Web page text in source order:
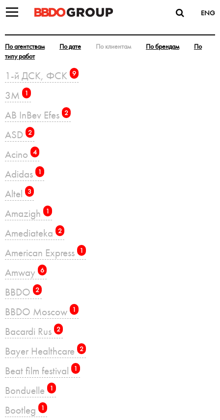
ENG
По агентствам По дате По клиентам По брендам
По
типу работ
1-й ДСК, ФСК 9
3M 1
AB InBev Efes 2
ASD 2
Acino 4
Adidas 1
Altel 3
Amazigh 1
Amediateka 2
American Express 1
Amway 6
BBDO 2
BBDO Moscow 1
Bacardi Rus 2
Bayer Healthcare 2
Beat film festival 1
Bonduelle 1
Bootleg 1